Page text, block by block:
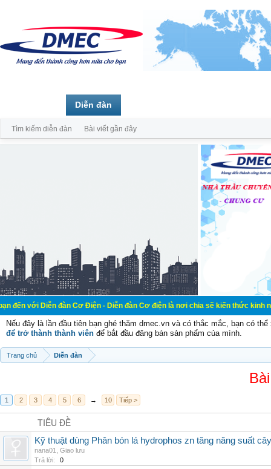
đàn Cơ Điện - Diễn đàn Cơ điện là nơi chia sẽ kiến thức kinh nghiệm
Nếu đây là lần đầu tiên bạn ghé thăm dmec.vn và có thắc mắc, bạn có
để trở thành thành viên để bắt đầu đăng bán sản phẩm của mình.
Trang chủ Diễn đàn
1 2 3 4 5 6 → 10 Tiếp >
TIÊU ĐỀ
Kỹ thuật dùng Phân bón lá hydrophos zn tăng năng suất cây
nana01
Giao lưu
Trả lời:
0
Diễn đàn
Tìm kiếm diễn đàn Bài viết gần đây